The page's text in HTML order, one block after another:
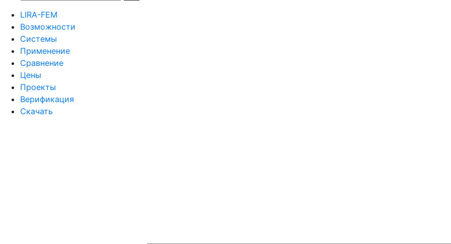
LIRA-FEM
Возможности
Cистемы
Применение
Сравнение
Цены
Проекты
Верификация
Скачать